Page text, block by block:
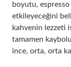
boyutu, espresso
etkileyeceğini
kahvenin lezzeti
tamamen
ince, orta, orta